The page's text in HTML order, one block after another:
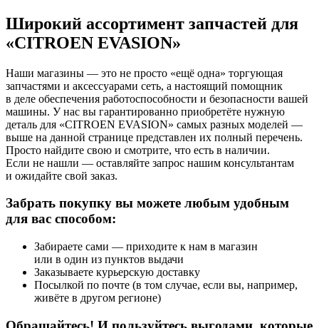
Широкий ассортимент запчастей для
«CITROEN EVASION»
Наши магазины — это не просто «ещё одна» торгующая
запчастями и аксессуарами сеть, а настоящий помощник
в деле обеспечения работоспособности и безопасности вашей
машины. У нас вы гарантированно приобретёте нужную
деталь для «CITROEN EVASION» самых разных моделей —
выше на данной странице представлен их полный перечень.
Просто найдите свою и смотрите, что есть в наличии.
Если не нашли — оставляйте запрос нашим консультантам
и ожидайте свой заказ.
Забрать покупку вы можете любым удобным
для вас способом:
Забираете сами — приходите к нам в магазин
или в один из пунктов выдачи
Заказываете курьерскую доставку
Посылкой по почте (в том случае, если вы, например,
живёте в другом регионе)